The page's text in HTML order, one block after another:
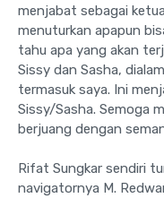
menjabat sebagai
menuturkan apapun
tahu apa yang akan
Sissy dan Sasha,
termasuk saya. Ini
Sissy/Sasha. Semoga
berjuang dengan
Rifat Sungkar sendiri
navigatornya M.